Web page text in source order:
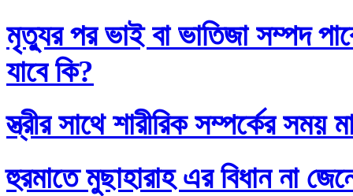
মৃত্যুর পর ভাই বা ভাতিজা সম্পদ
যাবে কি?
স্ত্রীর সাথে শারীরিক সম্পর্কের
হুরমাতে মুছাহারাহ এর বিধান না